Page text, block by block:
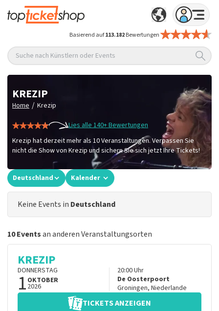
Basierend auf113.182Bewertungen
Suche nach Künstlern oder Events
KREZIP
Home / Krezip
Lies alle 140+ Bewertungen
Krezip hat derzeit mehr als 10 Veranstaltungen. Verpassen Sie
nicht die Show von Krezip und sichern Sie sich jetzt Ihre Tickets!
Deutschland Kalender
Keine Events in Deutschland
10 Eventsan anderen Veranstaltungsorten
KREZIP
DONNERSTAG
1 OKTOBER
2026
20:00Uhr
De Oosterpoort
Groningen, Niederlande
TICKETS ANZEIGEN